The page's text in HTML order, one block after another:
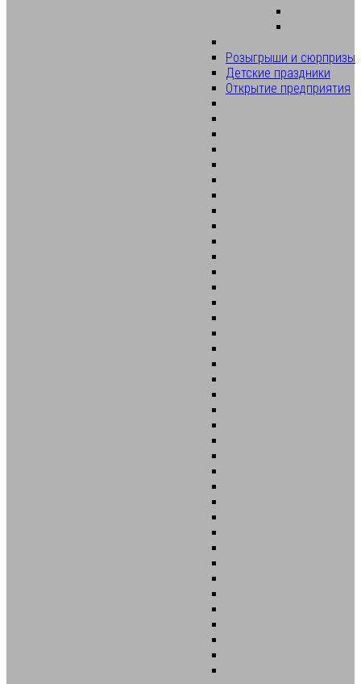
Розыгрыши и сюрпризы
Детские праздники
Открытие предприятия